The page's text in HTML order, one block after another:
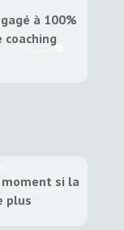
à 100%
coaching
si la
plus